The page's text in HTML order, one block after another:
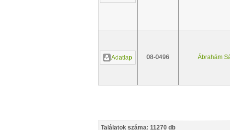
Adatlap 08-0496 Ábrahám
Találatok száma: 11270 db